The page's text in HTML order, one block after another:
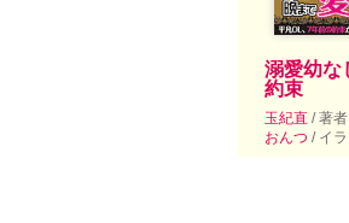
溺愛幼な
約束
玉紀直 / 著者
おんつ / イラ